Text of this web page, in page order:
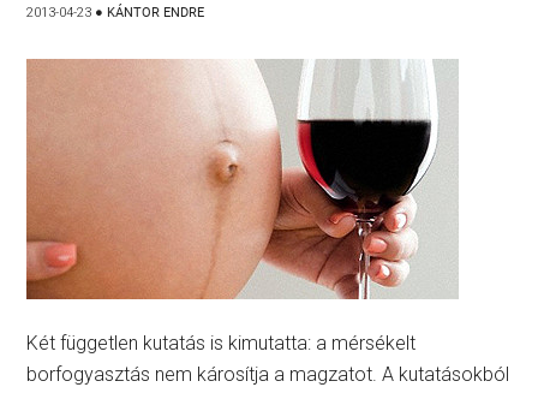
2013-04-23 ● KÁNTOR ENDRE
Két független kutatás is kimutatta: a mérsékelt
borfogyasztás nem károsítja a magzatot. A kutatásokból